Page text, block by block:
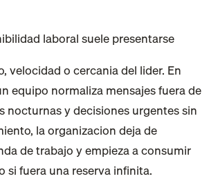
laboral suele presentarse
velocidad o cercania del lider. En
equipo normaliza mensajes fuera de
nocturnas y decisiones urgentes sin
la organizacion deja de
de trabajo y empieza a consumir
si fuera una reserva infinita.